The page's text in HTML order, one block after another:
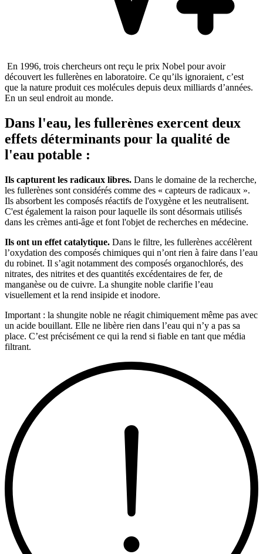
En 1996, trois chercheurs ont reçu le prix Nobel pour avoir
découvert les fullerènes en laboratoire. Ce qu’ils ignoraient, c’est
que la nature produit ces molécules depuis deux milliards d’années.
En un seul endroit au monde.
Dans l'eau, les fullerènes exercent deux
effets déterminants pour la qualité de
l'eau potable :
Ils capturent les radicaux libres. Dans le domaine de la recherche,
les fullerènes sont considérés comme des « capteurs de radicaux ».
Ils absorbent les composés réactifs de l'oxygène et les neutralisent.
C'est également la raison pour laquelle ils sont désormais utilisés
dans les crèmes anti-âge et font l'objet de recherches en médecine.
Ils ont un effet catalytique. Dans le filtre, les fullerènes accélèrent
l’oxydation des composés chimiques qui n’ont rien à faire dans l’eau
du robinet. Il s’agit notamment des composés organochlorés, des
nitrates, des nitrites et des quantités excédentaires de fer, de
manganèse ou de cuivre. La shungite noble clarifie l’eau
visuellement et la rend insipide et inodore.
Important : la shungite noble ne réagit chimiquement même pas avec
un acide bouillant. Elle ne libère rien dans l’eau qui n’y a pas sa
place. C’est précisément ce qui la rend si fiable en tant que média
filtrant.